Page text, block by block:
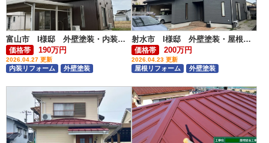
富山市 I様邸 外壁塗装・内装リフォーム
価格帯 190万円
2026.04.27 更新
内装リフォーム 外壁塗装
射水市 I様邸 外壁塗装・屋根カバー
価格帯 200万円
2026.04.23 更新
屋根リフォーム 外壁塗装